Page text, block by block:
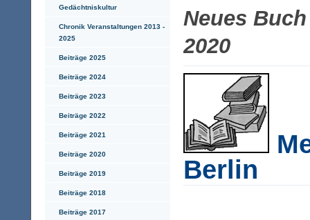
Gedächtniskultur
Chronik Veranstaltungen 2013 -
2025
Beiträge 2025
Beiträge 2024
Beiträge 2023
Beiträge 2022
Beiträge 2021
Beiträge 2020
Beiträge 2019
Beiträge 2018
Beiträge 2017
Neues
2020
Berlin